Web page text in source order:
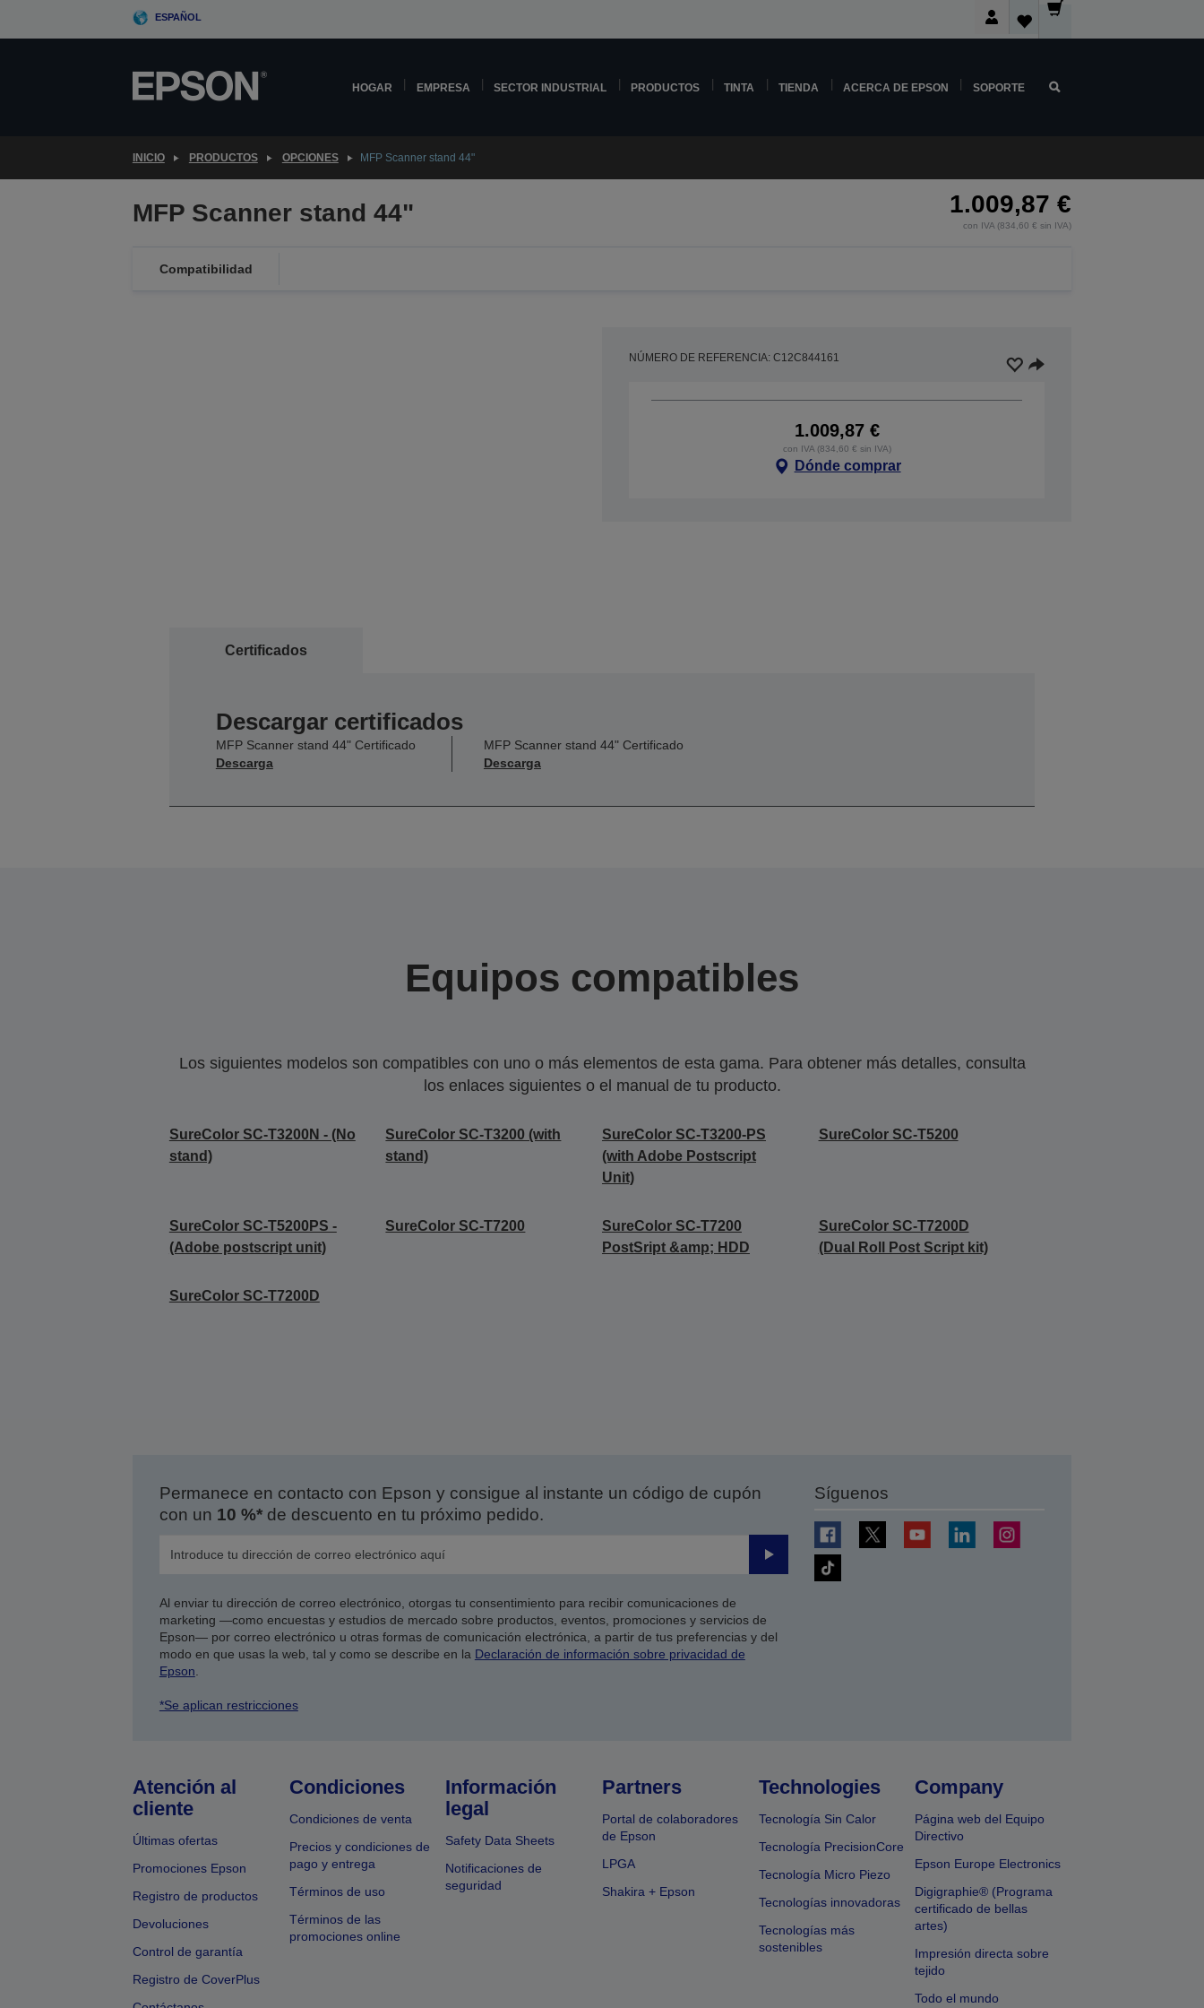
ESPAÑOL
HOGAR EMPRESA SECTOR INDUSTRIAL PRODUCTOS TINTA TIENDA ACERCA DE EPSON SOPORTE
INICIO PRODUCTOS OPCIONES MFP Scanner stand 44"
MFP Scanner stand 44" 1.009,87 €
con IVA (834,60 € sin IVA)
Compatibilidad
NÚMERO DE REFERENCIA: C12C844161
1.009,87 €
con IVA (834,60 € sin IVA)
Dónde comprar
Certificados
Descargar certificados
MFP Scanner stand 44" Certificado
Descarga
MFP Scanner stand 44" Certificado
Descarga
Equipos compatibles
Los siguientes modelos son compatibles con uno o más elementos de esta gama. Para obtener más detalles, consulta
los enlaces siguientes o el manual de tu producto.
SureColor SC-T3200N - (No
stand)
SureColor SC-T3200 (with
stand)
SureColor SC-T3200-PS
(with Adobe Postscript
Unit)
SureColor SC-T5200
SureColor SC-T5200PS -
(Adobe postscript unit)
SureColor SC-T7200
SureColor SC-T7200
PostSript &amp; HDD
SureColor SC-T7200D
(Dual Roll Post Script kit)
SureColor SC-T7200D
Permanece en contacto con Epson y consigue al instante un código de cupón
con un 10 %*de descuento en tu próximo pedido.
Enviar
Al enviar tu dirección de correo electrónico, otorgas tu consentimiento para recibir comunicaciones de
marketing —como encuestas y estudios de mercado sobre productos, eventos, promociones y servicios de
Epson— por correo electrónico u otras formas de comunicación electrónica, a partir de tus preferencias y del
modo en que usas la web, tal y como se describe en la Declaración de información sobre privacidad de
Epson
*Se aplican restricciones
Síguenos
Atención al
cliente
Últimas ofertas
Promociones Epson
Registro de productos
Devoluciones
Control de garantía
Registro de CoverPlus
Condiciones
Condiciones de venta
Precios y condiciones de
pago y entrega
Términos de uso
Términos de las
promociones online
Información
legal
Safety Data Sheets
Notificaciones de
seguridad
Partners
Portal de colaboradores
de Epson
LPGA
Shakira + Epson
Technologies
Tecnología Sin Calor
Tecnología PrecisionCore
Tecnología Micro Piezo
Tecnologías innovadoras
Tecnologías más
sostenibles
Company
Página web del Equipo
Directivo
Epson Europe Electronics
Digigraphie® (Programa
certificado de bellas
artes)
Impresión directa sobre
tejido
Todo el mundo